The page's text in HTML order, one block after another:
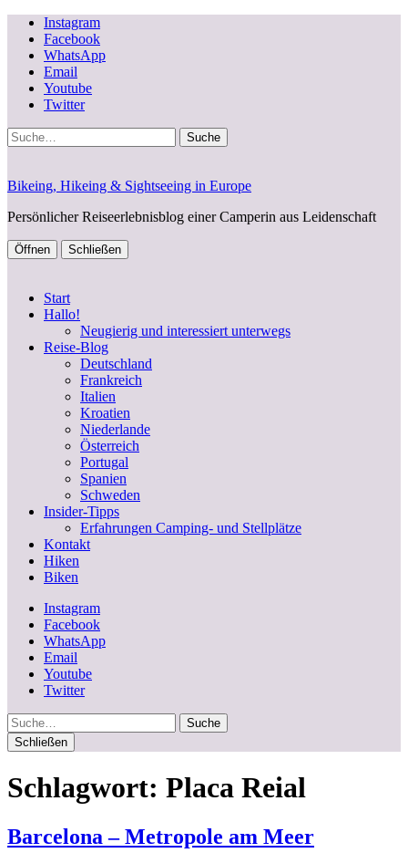
Instagram
Facebook
WhatsApp
Email
Youtube
Twitter
Suche
Bikeing, Hikeing & Sightseeing in Europe
Persönlicher Reiseerlebnisblog einer Camperin aus Leidenschaft
Öffnen Schließen
Start
Hallo!
Neugierig und interessiert unterwegs
Reise-Blog
Deutschland
Frankreich
Italien
Kroatien
Niederlande
Österreich
Portugal
Spanien
Schweden
Insider-Tipps
Erfahrungen Camping- und Stellplätze
Kontakt
Hiken
Biken
Instagram
Facebook
WhatsApp
Email
Youtube
Twitter
Suche
Schließen
Schlagwort: Placa Reial
Barcelona – Metropole am Meer